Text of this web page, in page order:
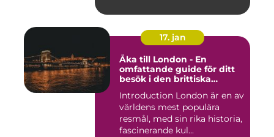
17. jan
Åka till London - En
omfattande guide för ditt
besök i den brittiska
Introduction London är en av
världens mest populära
resmål, med sin rika historia,
fascinerande kul...